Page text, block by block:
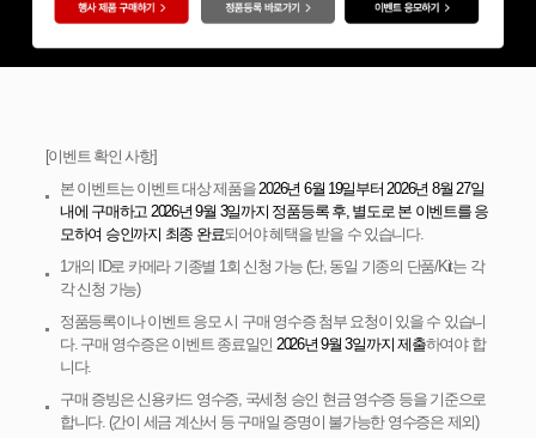
[이벤트 확인 사항]
본 이벤트는 이벤트 대상 제품을 2026년 6월 19일부터 2026년 8월 27일
내에 구매하고 2026년 9월 3일까지 정품등록 후, 별도로 본 이벤트를 응
모하여 승인까지 최종 완료되어야 혜택을 받을 수 있습니다.
1개의 ID로 카메라 기종별 1회 신청 가능 (단, 동일 기종의 단품/Kit는 각
각 신청 가능)
정품등록이나 이벤트 응모 시 구매 영수증 첨부 요청이 있을 수 있습니
다. 구매 영수증은 이벤트 종료일인 2026년 9월 3일까지 제출하여야 합
니다.
구매 증빙은 신용카드 영수증, 국세청 승인 현금 영수증 등을 기준으로
합니다. (간이 세금 계산서 등 구매일 증명이 불가능한 영수증은 제외)